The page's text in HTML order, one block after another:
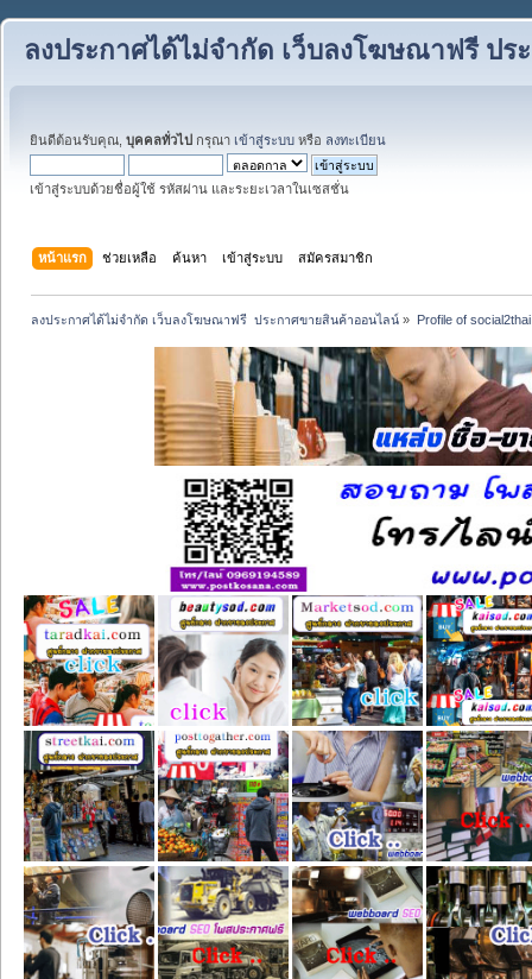
ลงประกาศได้ไม่จำกัด เว็บลงโฆษณาฟรี ปร
ยินดีต้อนรับคุณ, บุคคลทั่วไป กรุณา เข้าสู่ระบบ หรือ ลงทะเบียน
เข้าสู่ระบบด้วยชื่อผู้ใช้ รหัสผ่าน และระยะเวลาในเซสชั่น
หน้าแรก ช่วยเหลือ ค้นหา เข้าสู่ระบบ สมัครสมาชิก
ลงประกาศได้ไม่จำกัด เว็บลงโฆษณาฟรี  ประกาศขายสินค้าออนไลน์ » Profile of social2thai